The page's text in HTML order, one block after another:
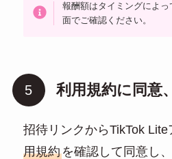
報酬額はタイミングによ
面でご確認ください。
利用規約に同意
招待リンクからTikTok Lite
用規約を確認して同意し